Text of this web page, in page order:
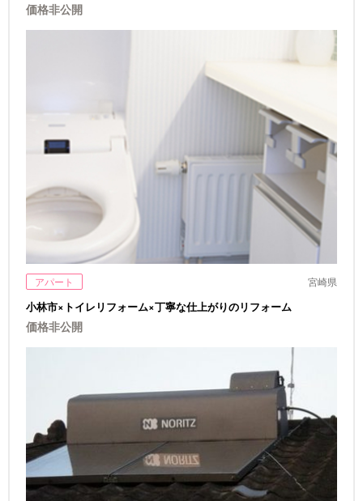
価格非公開
アパート 宮崎県
小林市×トイレリフォーム×丁寧な仕上がりのリフォーム
価格非公開